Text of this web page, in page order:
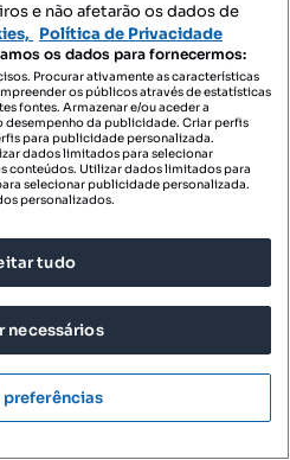
Cruz do Douro e São Tomé de
do Douro e São Tomé de
- Santa Cruz do Douro e São
do Douro e São Tomé de
comprar - Santa Cruz do Douro e
Santa Cruz do Douro e São Tomé
e não afetarão os dados de
Política de Privacidade
os dados para fornecermos:
Procurar ativamente as características
os públicos através de estatísticas
fontes. Armazenar e/ou aceder a
da publicidade. Criar perfis
para publicidade personalizada.
dados limitados para selecionar
conteúdos. Utilizar dados limitados para
selecionar publicidade personalizada.
personalizados.
tudo
necessários
preferências